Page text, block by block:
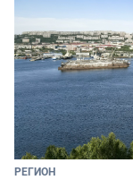
РЕГИОН